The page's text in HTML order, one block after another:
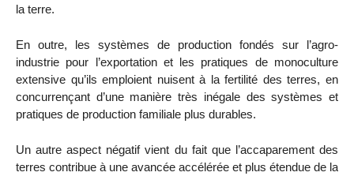
la terre.
En outre, les systèmes de production fondés sur l’agro-
industrie pour l’exportation et les pratiques de monoculture
extensive qu’ils emploient nuisent à la fertilité des terres, en
concurrençant d’une manière très inégale des systèmes et
pratiques de production familiale plus durables.
Un autre aspect négatif vient du fait que l’accaparement des
terres contribue à une avancée accélérée et plus étendue de la